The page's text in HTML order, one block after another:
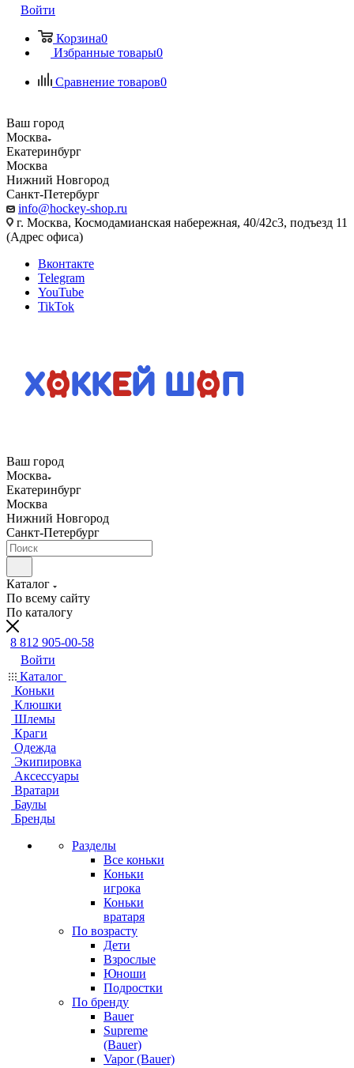
Войти
Корзина0
Избранные товары0
Сравнение товаров0
Ваш город
Москва
Екатеринбург
Москва
Нижний Новгород
Санкт-Петербург
info@hockey-shop.ru
г. Москва, Космодамианская набережная, 40/42с3, подъезд 11
(Адрес офиса)
Вконтакте
Telegram
YouTube
TikTok
Ваш город
Москва
Екатеринбург
Москва
Нижний Новгород
Санкт-Петербург
Каталог
По всему сайту
По каталогу
8 812 905-00-58
Войти
Каталог
Коньки
Клюшки
Шлемы
Краги
Одежда
Экипировка
Аксессуары
Вратари
Баулы
Бренды
Разделы
Все коньки
Коньки
игрока
Коньки
вратаря
По возрасту
Дети
Взрослые
Юноши
Подростки
По бренду
Bauer
Supreme
(Bauer)
Vapor (Bauer)